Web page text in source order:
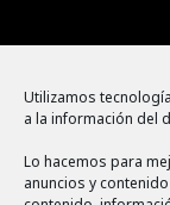
Utilizamos
a la información del
Lo hacemos para
anuncios y
Política de
Aviso legal